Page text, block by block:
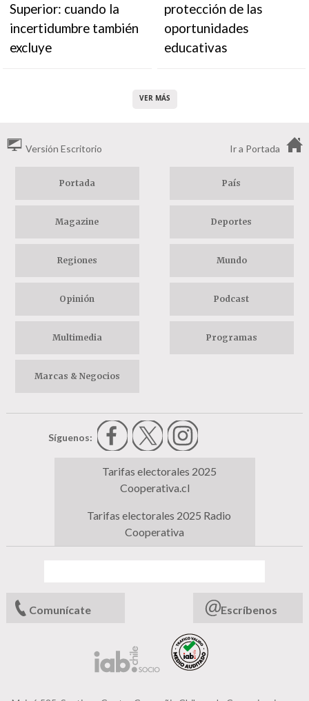
Superior: cuando la
incertidumbre también
excluye
protección de las
oportunidades
educativas
VER MÁS
Versión Escritorio Ir a Portada
Portada País
Magazine Deportes
Regiones Mundo
Opinión Podcast
Multimedia Programas
Marcas & Negocios
Síguenos:
Tarifas electorales 2025
Cooperativa.cl
Tarifas electorales 2025 Radio
Cooperativa
Comunícate Escríbenos